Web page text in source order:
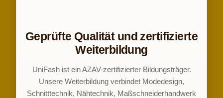
Geprüfte Qualität und zertifizierte
Weiterbildung
UniFash ist ein AZAV-zertifizierter Bildungsträger.
Unsere Weiterbildung verbindet Modedesign,
Schnitttechnik, Nähtechnik, Maßschneiderhandwerk